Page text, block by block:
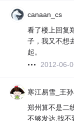
canaan_cs
看了楼上回复
子，我又不想
起。
2012-06-
寒江易雪_王孙
郑州算不是二
不够发达,找不